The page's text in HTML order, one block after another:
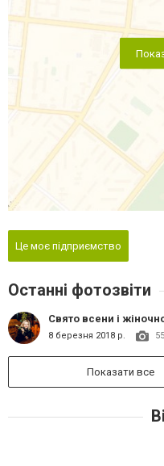
Це моє підприємство
Останні фотозвіти
Свято всени і
8 березня 2018 р. 55
Показати все